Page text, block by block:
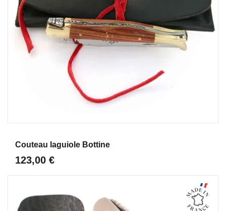
Couteau laguiole Bottine
123,00 €